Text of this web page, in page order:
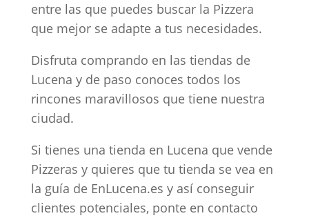
entre las que puedes buscar la Pizzera
que mejor se adapte a tus necesidades.
Disfruta comprando en las tiendas de
Lucena y de paso conoces todos los
rincones maravillosos que tiene nuestra
ciudad.
Si tienes una tienda en Lucena que vende
Pizzeras y quieres que tu tienda se vea en
la guía de EnLucena.es y así conseguir
clientes potenciales, ponte en contacto